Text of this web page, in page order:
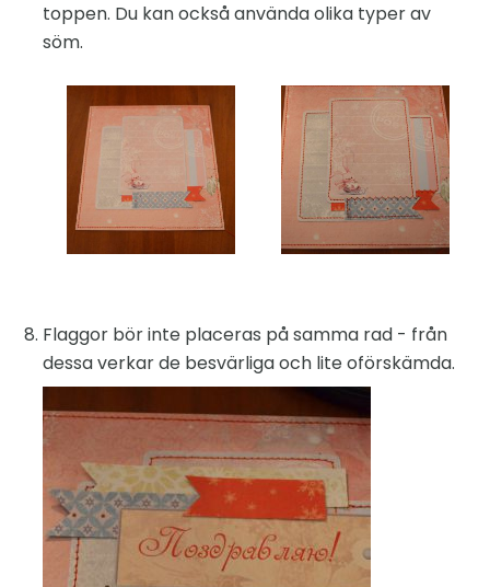
toppen. Du kan också använda olika typer av
söm.
Flaggor bör inte placeras på samma rad - från
dessa verkar de besvärliga och lite oförskämda.